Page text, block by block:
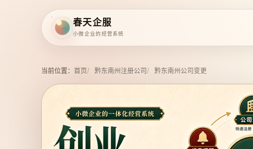
春天企服
小微企业的经营系统
当前位置： 首页 黔东南州注册公司 黔东南州公司变更